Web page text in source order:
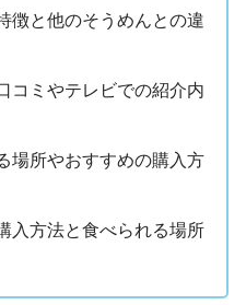
徴と他のそうめんとの違
コミやテレビでの紹介内
場所やおすすめの購入方
入方法と食べられる場所